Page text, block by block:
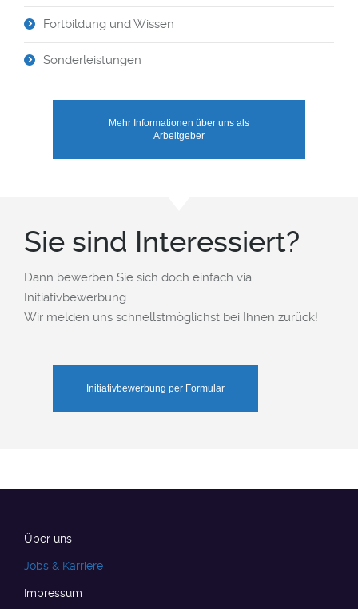
Fortbildung und Wissen
Sonderleistungen
Mehr Informationen über uns als
Arbeitgeber
Sie sind Interessiert?
Dann bewerben Sie sich doch einfach via
Initiativbewerbung.
Wir melden uns schnellstmöglichst bei Ihnen zurück!
Initiativbewerbung per Formular
Über uns
Jobs & Karriere
Impressum